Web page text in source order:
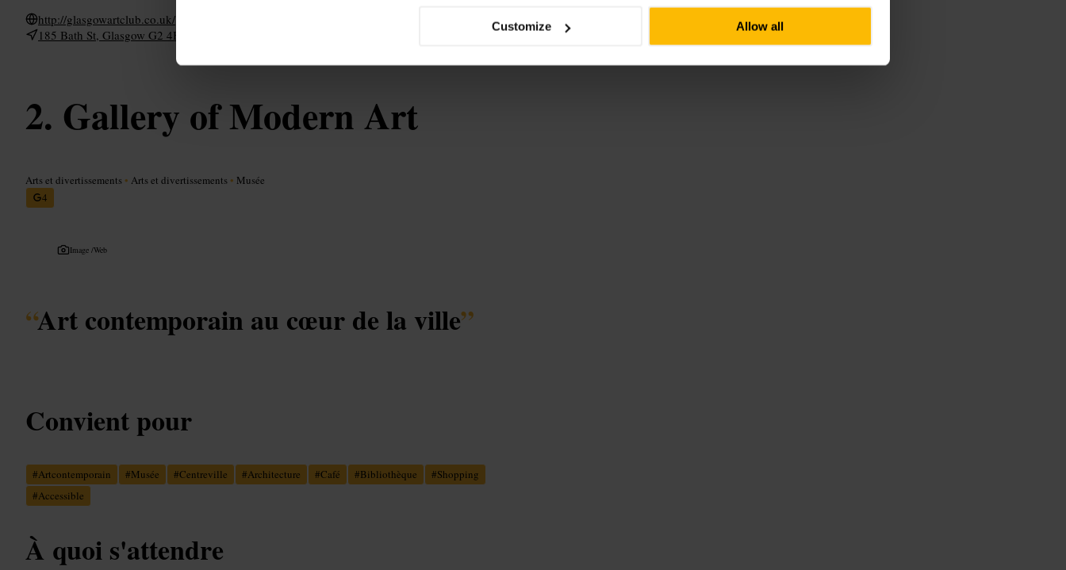
Customize Allow all
http://glasgowartclub.co.uk/
185 Bath St, Glasgow G2 4HU, Royaume-Uni
Gallery of Modern Art
Arts et divertissements • Arts et divertissements • Musée
4
Image /Web
“Art contemporain au cœur de la ville”
Convient pour
#Artcontemporain #Musée #Centreville #Architecture #Café #Bibliothèque #Shopping
#Accessible
À quoi s'attendre